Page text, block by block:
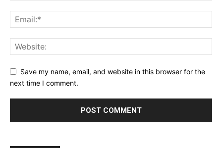
Save my name, email, and website in this browser for the
next time I comment.